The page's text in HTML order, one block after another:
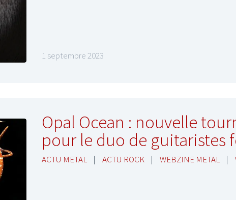
1 septembre 2023
Opal Ocean : nouvelle
pour le duo de guitaristes
ACTU METAL | ACTU ROCK | WEBZINE METAL |